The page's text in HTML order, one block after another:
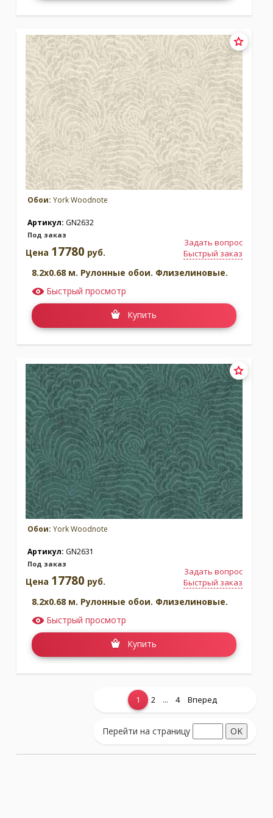
Обои: York Woodnote
Артикул: GN2632
Под заказ
Задать вопрос
Быстрый заказ
Цена 17780 руб.
8.2x0.68 м. Рулонные обои. Флизелиновые.
Быстрый просмотр
Купить
Обои: York Woodnote
Артикул: GN2631
Под заказ
Задать вопрос
Быстрый заказ
Цена 17780 руб.
8.2x0.68 м. Рулонные обои. Флизелиновые.
Быстрый просмотр
Купить
Показать еще...
1 2 ... 4 Вперед
Перейти на страницу